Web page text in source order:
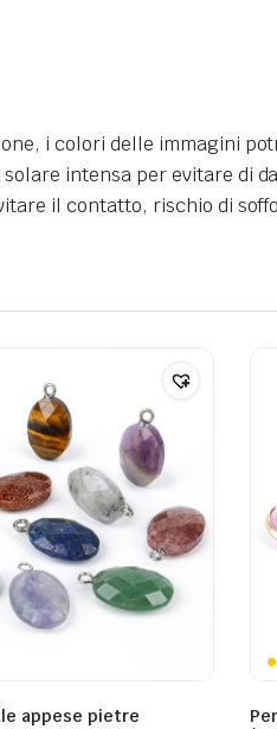
i colori delle immagini
intensa per evitare di
il contatto, rischio di
appese pietre